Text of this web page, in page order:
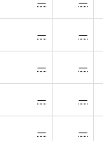
— —
— —
— —
— —